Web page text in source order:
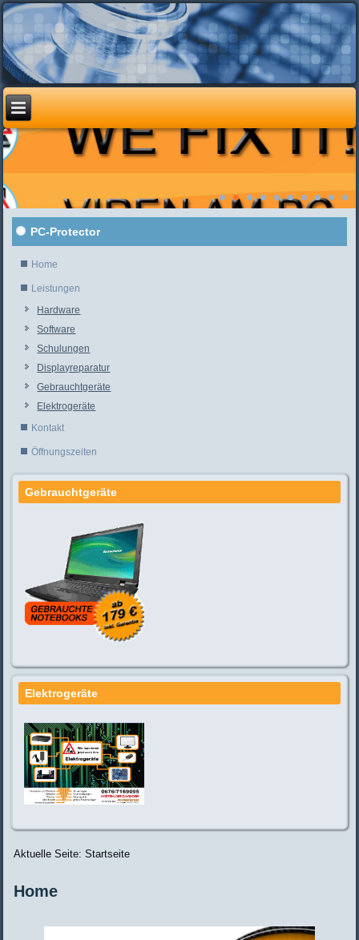
PC-Protector
Home
Leistungen
Hardware
Software
Schulungen
Displayreparatur
Gebrauchtgeräte
Elektrogeräte
Kontakt
Öffnungszeiten
Gebrauchtgeräte
Elektrogeräte
Aktuelle Seite:Startseite
Home